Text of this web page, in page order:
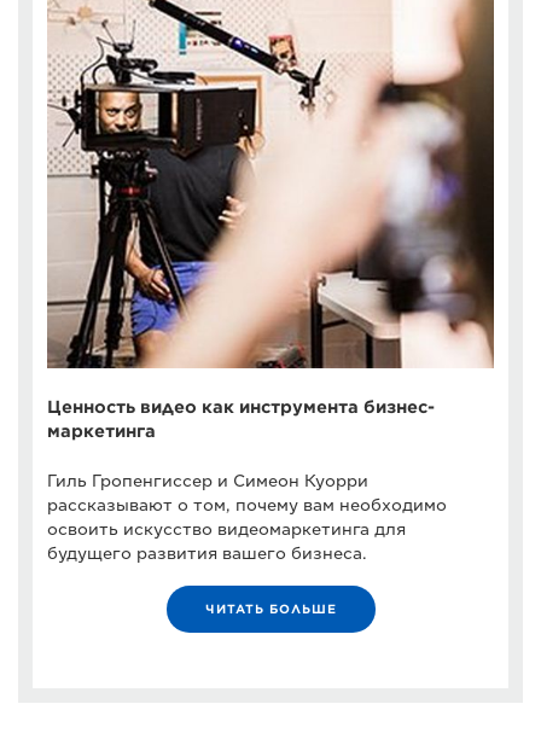
Ценность видео как инструмента бизнес-
маркетинга
Гиль Гропенгиссер и Симеон Куорри
рассказывают о том, почему вам необходимо
освоить искусство видеомаркетинга для
будущего развития вашего бизнеса.
ЧИТАТЬ БОЛЬШЕ